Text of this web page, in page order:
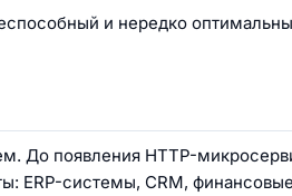
и нередко
До появления HTTP-
ERP-системы, CRM,